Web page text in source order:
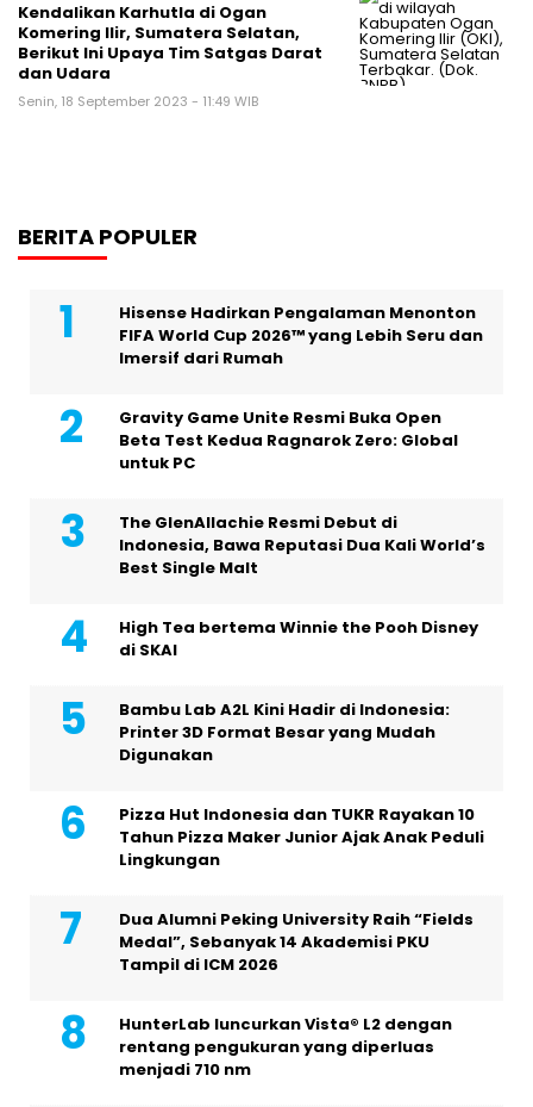
Kendalikan Karhutla di Ogan
Komering Ilir, Sumatera Selatan,
Berikut Ini Upaya Tim Satgas Darat
dan Udara
Senin, 18 September 2023 - 11:49 WIB
BERITA POPULER
Hisense Hadirkan Pengalaman Menonton
FIFA World Cup 2026™ yang Lebih Seru dan
Imersif dari Rumah
Gravity Game Unite Resmi Buka Open
Beta Test Kedua Ragnarok Zero: Global
untuk PC
The GlenAllachie Resmi Debut di
Indonesia, Bawa Reputasi Dua Kali World’s
Best Single Malt
High Tea bertema Winnie the Pooh Disney
di SKAI
Bambu Lab A2L Kini Hadir di Indonesia:
Printer 3D Format Besar yang Mudah
Digunakan
Pizza Hut Indonesia dan TUKR Rayakan 10
Tahun Pizza Maker Junior Ajak Anak Peduli
Lingkungan
Dua Alumni Peking University Raih “Fields
Medal”, Sebanyak 14 Akademisi PKU
Tampil di ICM 2026
HunterLab luncurkan Vista® L2 dengan
rentang pengukuran yang diperluas
menjadi 710 nm